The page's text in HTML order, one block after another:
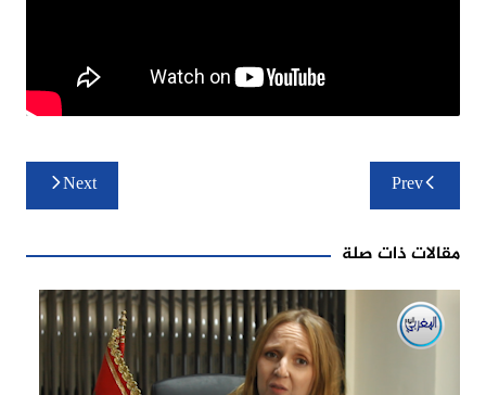
تصفّح
المقالات
Prev
Next
مقالات ذات صلة